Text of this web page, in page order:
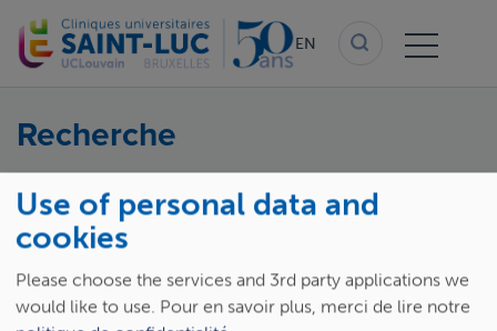
main
EN
Recherche
Rechercher
Use of personal data and
cookies
Please choose the services and 3rd party applications we
would like to use. Pour en savoir plus, merci de lire notre